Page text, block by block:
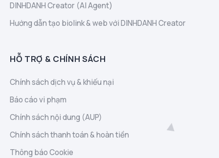
DINHDANH Creator (AI Agent)
Hướng dẫn tạo biolink & web với DINHDANH Creator
HỖ TRỢ & CHÍNH SÁCH
Chính sách dịch vụ & khiếu nại
Báo cáo vi phạm
Chính sách nội dung (AUP)
Chính sách thanh toán & hoàn tiền
Thông báo Cookie